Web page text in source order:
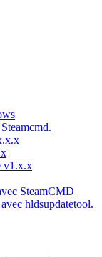
v1.x.x
SteamCMD
hldsupdatetool.